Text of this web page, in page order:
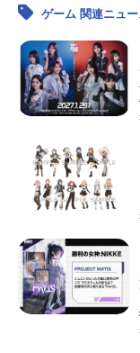
ゲーム 関連ニュー